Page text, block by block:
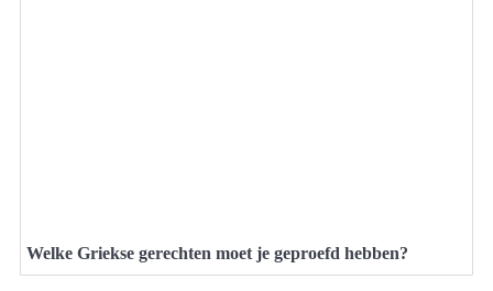
Welke Griekse gerechten moet je geproefd hebben?